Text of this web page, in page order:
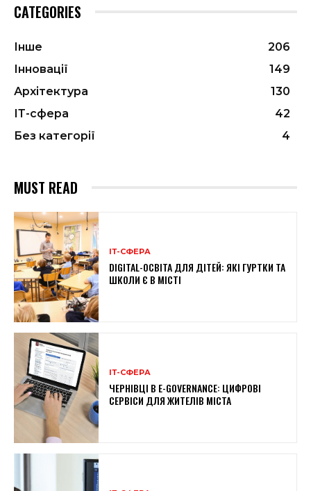
CATEGORIES
Інше
206
Інновації
149
Архітектура
130
ІТ-сфера
42
Без категорії
4
MUST READ
ІТ-СФЕРА
DIGITAL-ОСВІТА ДЛЯ ДІТЕЙ: ЯКІ ГУРТКИ ТА
ШКОЛИ Є В МІСТІ
ІТ-СФЕРА
ЧЕРНІВЦІ В E-GOVERNANCE: ЦИФРОВІ
СЕРВІСИ ДЛЯ ЖИТЕЛІВ МІСТА